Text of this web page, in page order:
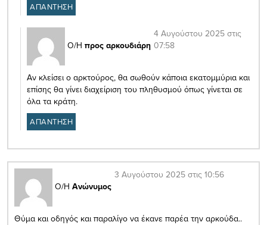
ΑΠΑΝΤΗΣΗ
Ο/Η προς αρκουδιάρη
4 Αυγούστου 2025 στις
07:58
Αν κλείσει ο αρκτούρος, θα σωθούν κάποια εκατομμύρια και
επίσης θα γίνει διαχείριση του πληθυσμού όπως γίνεται σε
όλα τα κράτη.
ΑΠΑΝΤΗΣΗ
Ο/Η Ανώνυμος
3 Αυγούστου 2025 στις 10:56
Θύμα και οδηγός και παραλίγο να έκανε παρέα την αρκούδα..